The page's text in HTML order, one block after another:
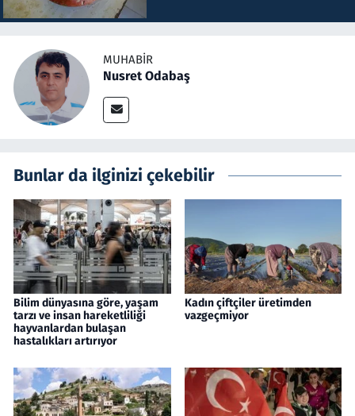
MUHABIR
Nusret Odabaş
Bunlar da ilginizi çekebilir
Bilim dünyasına göre, yaşam
tarzı ve insan hareketliliği
hayvanlardan bulaşan
hastalıkları artırıyor
Kadın çiftçiler üretimden
vazgeçmiyor